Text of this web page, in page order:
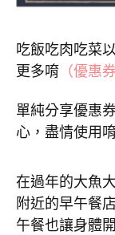
吃飯吃肉吃菜
更多唷 （優惠
單純分享優惠
心，盡情使用
在過年的大魚
附近的早午餐
午餐也讓身體